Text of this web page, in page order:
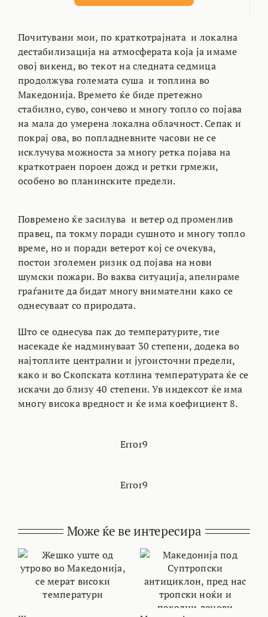
Почитувани мои, по краткотрајната и локална
дестабилизација на атмосферата која ја имаме
овој викенд, во текот на следната седмица
продолжува големата суша и топлина во
Македонија. Времето ќе биде претежно
стабилно, суво, сончево и многу топло со појава
на мала до умерена локална облачност. Сепак и
покрај ова, во попладневните часови не се
исклучува можноста за многу ретка појава на
краткотраен пороен дожд и ретки грмежи,
особено во планинските предели.
Повремено ќе засилува и ветер од променлив
правец, па токму поради сушното и многу топло
време, но и поради ветерот кој се очекува,
постои зголемен ризик од појава на нови
шумски пожари. Во ваква ситуација, апелираме
граѓаните да бидат многу внимателни како се
однесуваат со природата.
Што се однесува пак до температурите, тие
насекаде ќе надминуваат 30 степени, додека во
најтоплите централни и југоисточни предели,
како и во Скопската котлина температурата ќе се
искачи до близу 40 степени. Ув индексот ќе има
многу висока вредност и ќе има коефициент 8.
Error9
Error9
Може ќе ве интересира